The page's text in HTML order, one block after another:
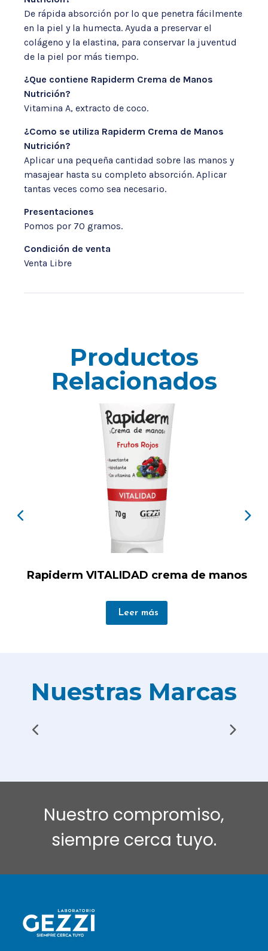
De rápida absorción por lo que penetra fácilmente
en la piel y la humecta. Ayuda a preservar el
colágeno y la elastina, para conservar la juventud
de la piel por más tiempo.
¿Que contiene Rapiderm Crema de Manos
Nutrición?
Vitamina A, extracto de coco.
¿Como se utiliza Rapiderm Crema de Manos
Nutrición?
Aplicar una pequeña cantidad sobre las manos y
masajear hasta su completo absorción. Aplicar
tantas veces como sea necesario.
Presentaciones
Pomos por 70 gramos.
Condición de venta
Venta Libre
Productos
Relacionados
Rapiderm VITALIDAD crema de manos
Leer más
Nuestras Marcas
Nuestro compromiso,
siempre cerca tuyo.